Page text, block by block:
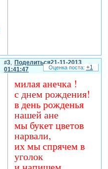
Поделиться
3
21-11-2013
01:41:47
милая анечка !
с днем рождения!
в день рожденья
нашей ане
мы букет цветов
нарвали,
их мы спрячем в
уголок
+1